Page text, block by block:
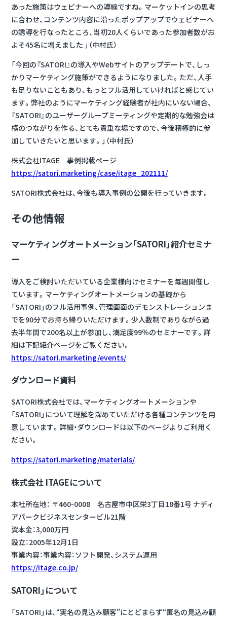
あった施策はウェビナーへの導線ですね。マーケットインの思考
に合わせ、コンテンツ内容に沿ったポップアップでウェビナーへ
の誘導を行なったところ、当初20人くらいであった参加者数がお
よそ45名に増えました 」（中村氏）
「今回の『SATORI』の導入やWebサイトのアップデートで、しっ
かりマーケティング施策ができるようになりました。ただ、人手
も足りないこともあり、もっとフル活用していければと感じてい
ます。弊社のようにマーケティング経験者が社内にいない場合、
『SATORI』のユーザーグループミーティングや定期的な勉強会は
横のつながりを作る、とても貴重な場ですので、今後積極的に参
加していきたいと思います。」（中村氏）
株式会社ITAGE 事例掲載ページ
https://satori.marketing/case/itage_202111/
SATORI株式会社は、今後も導入事例の公開を行っていきます。
その他情報
マーケティングオートメーション「SATORI」紹介セミナ
ー
導入をご検討いただいている企業様向けセミナーを毎週開催し
ています。マーケティングオートメーションの基礎から
「SATORI」のフル活用事例、管理画面のデモンストレーションま
でを90分でお持ち帰りいただけます。少人数制でありながら過
去半年間で200名以上が参加し、満足度99％のセミナーです。詳
細は下記紹介ページをご覧ください。
https://satori.marketing/events/
ダウンロード資料
SATORI株式会社では、マーケティングオートメーションや
「SATORI」について理解を深めていただける各種コンテンツを用
意しています。詳細・ダウンロードは以下のページよりご利用く
ださい。
https://satori.marketing/materials/
株式会社 ITAGEについて
本社所在地： 〒460-0008 名古屋市中区栄3丁目18番1号 ナディ
アパークビジネスセンタービル21階
資本金：3,000万円
設立：2005年12月1日
事業内容：事業内容：ソフト開発、システム運用
https://itage.co.jp/
SATORI」について
「SATORI」は、“実名の見込み顧客”にとどまらず“匿名の見込み顧